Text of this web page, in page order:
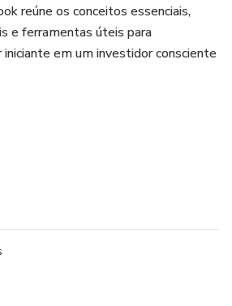
reúne os conceitos essenciais,
e ferramentas úteis para
em um investidor consciente
e como funcionam